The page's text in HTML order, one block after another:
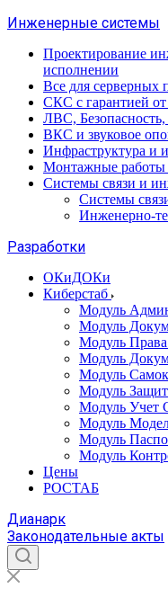
Инженерные системы
Проектирование
исполнении
Все для серверных
СКС с гарантией от
ЛВС, Безопасность,
ВКС и звуковое
Инфраструктура и
Монтажные работы
Системы связи и
Системы
Инженерно-
Разработки
ОКиДОКи
Киберстаб
Модуль
Модуль
Модуль Права
Модуль
Модуль
Модуль
Модуль Учет
Модуль
Модуль
Модуль
Цены
РОСТАБ
Дианарк
Законодательные акты